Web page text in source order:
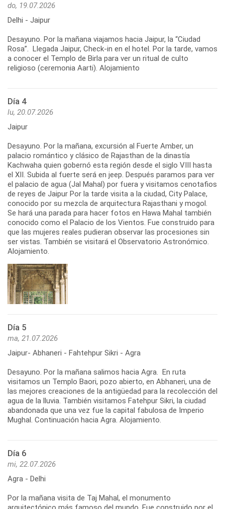
do, 19.07.2026
Delhi - Jaipur
Desayuno. Por la mañana viajamos hacia Jaipur, la “Ciudad
Rosa”. Llegada Jaipur, Check-in en el hotel. Por la tarde, vamos
a conocer el Templo de Birla para ver un ritual de culto
religioso (ceremonia Aarti). Alojamiento
Día 4
lu, 20.07.2026
Jaipur
Desayuno. Por la mañana, excursión al Fuerte Amber, un
palacio romántico y clásico de Rajasthan de la dinastía
Kachwaha quien gobernó esta región desde el siglo VIII hasta
el XII. Subida al fuerte será en jeep. Después paramos para ver
el palacio de agua (Jal Mahal) por fuera y visitamos cenotafios
de reyes de Jaipur Por la tarde visita a la ciudad, City Palace,
conocido por su mezcla de arquitectura Rajasthani y mogol.
Se hará una parada para hacer fotos en Hawa Mahal también
conocido como el Palacio de los Vientos. Fue construido para
que las mujeres reales pudieran observar las procesiones sin
ser vistas. También se visitará el Observatorio Astronómico.
Alojamiento.
Día 5
ma, 21.07.2026
Jaipur- Abhaneri - Fahtehpur Sikri - Agra
Desayuno. Por la mañana salimos hacia Agra. En ruta
visitamos un Templo Baori, pozo abierto, en Abhaneri, una de
las mejores creaciones de la antigüedad para la recolección del
agua de la lluvia. También visitamos Fatehpur Sikri, la ciudad
abandonada que una vez fue la capital fabulosa de Imperio
Mughal. Continuación hacia Agra. Alojamiento.
Día 6
mi, 22.07.2026
Agra - Delhi
Por la mañana visita de Taj Mahal, el monumento